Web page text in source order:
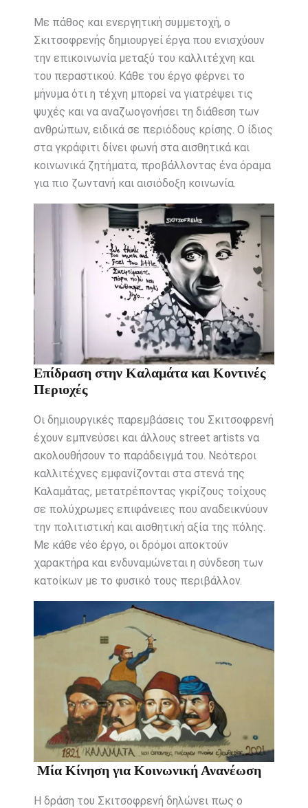
Με πάθος και ενεργητική συμμετοχή, ο
Σκιτσοφρενής δημιουργεί έργα που ενισχύουν
την επικοινωνία μεταξύ του καλλιτέχνη και
του περαστικού. Κάθε του έργο φέρνει το
μήνυμα ότι η τέχνη μπορεί να γιατρέψει τις
ψυχές και να αναζωογονήσει τη διάθεση των
ανθρώπων, ειδικά σε περιόδους κρίσης. Ο ίδιος
στα γκράφιτι δίνει φωνή στα αισθητικά και
κοινωνικά ζητήματα, προβάλλοντας ένα όραμα
για πιο ζωντανή και αισιόδοξη κοινωνία.
Επίδραση στην Καλαμάτα και Κοντινές
Περιοχές
Οι δημιουργικές παρεμβάσεις του Σκιτσοφρενή
έχουν εμπνεύσει και άλλους street artists να
ακολουθήσουν το παράδειγμά του. Νεότεροι
καλλιτέχνες εμφανίζονται στα στενά της
Καλαμάτας, μετατρέποντας γκρίζους τοίχους
σε πολύχρωμες επιφάνειες που αναδεικνύουν
την πολιτιστική και αισθητική αξία της πόλης.
Με κάθε νέο έργο, οι δρόμοι αποκτούν
χαρακτήρα και ενδυναμώνεται η σύνδεση των
κατοίκων με το φυσικό τους περιβάλλον.
Μία Κίνηση για Κοινωνική Ανανέωση
Η δράση του Σκιτσοφρενή δηλώνει πως ο